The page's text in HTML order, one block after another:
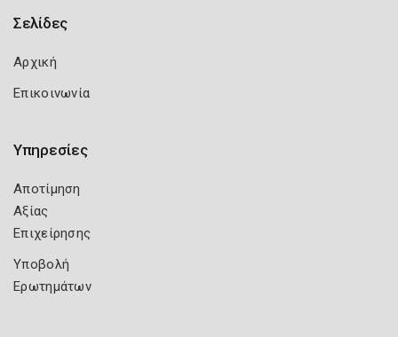
Σελίδες
Αρχική
Επικοινωνία
Υπηρεσίες
Αποτίμηση
Αξίας
Επιχείρησης
Υποβολή
Ερωτημάτων